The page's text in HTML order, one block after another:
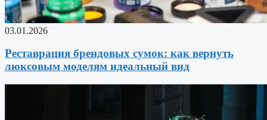
03.01.2026
Реставрация брендовых сумок: как вернуть
люксовым моделям идеальный вид